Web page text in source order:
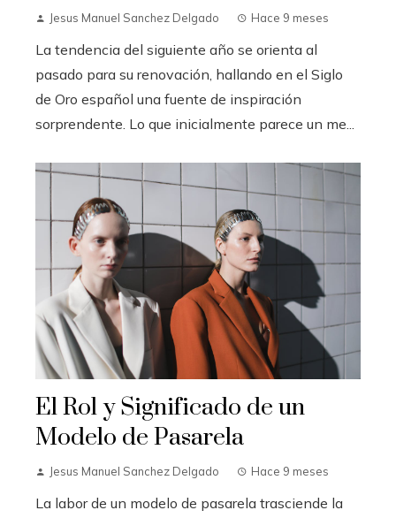
Jesus Manuel Sanchez Delgado Hace 9 meses
La tendencia del siguiente año se orienta al
pasado para su renovación, hallando en el Siglo
de Oro español una fuente de inspiración
sorprendente. Lo que inicialmente parece un me...
El Rol y Significado de un
Modelo de Pasarela
Jesus Manuel Sanchez Delgado Hace 9 meses
La labor de un modelo de pasarela trasciende la